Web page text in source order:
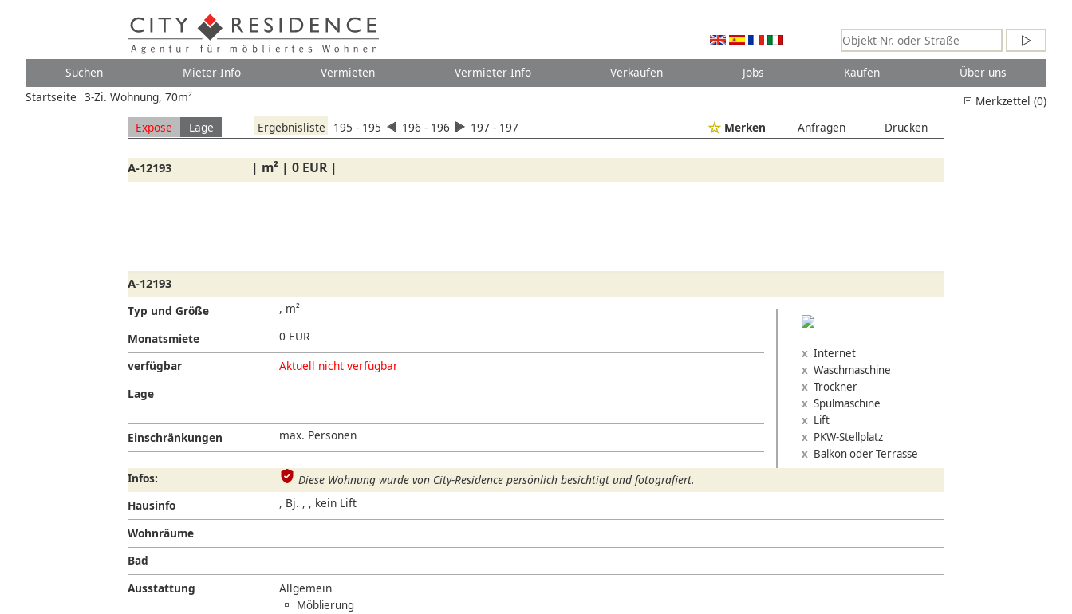
Suchen Mieter-Info Vermieten Vermieter-Info Verkaufen Jobs Kaufen
Über uns
Merkzettel (0)
Startseite 3-Zi. Wohnung, 70m²
Expose
Lage Ergebnisliste 195 - 195 196 - 196 197 - 197 Drucken
Anfragen
Merken
A-12193 | m² | 0 EUR |
« »
A-12193
Internet
Waschmaschine
Trockner
Spülmaschine
Lift
PKW-Stellplatz
Balkon oder Terrasse
Typ und Größe , m²
Monatsmiete
0 EUR
verfügbar
Aktuell nicht verfügbar
Lage
Einschränkungen max. Personen
Infos:
Diese Wohnung wurde von City-Residence persönlich besichtigt und fotografiert.
Hausinfo
, Bj. , , kein Lift
Wohnräume
Bad
Ausstattung
Allgemein
Möblierung